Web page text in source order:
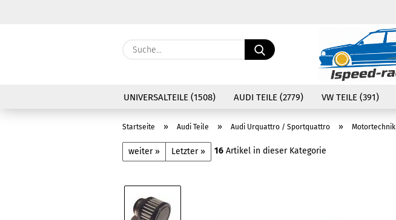
Suche...
UNIVERSALTEILE (1508) AUDI TEILE (2779) VW TEILE (391)
Startseite » Audi Teile » Audi Urquattro / Sportquattro » Motortechnik
weiter » Letzter » 16 Artikel in dieser Kategorie